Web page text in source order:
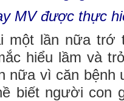
MV được thực
một lần nữa trớ
hiểu lầm và
nữa vì căn bệnh
biết người con